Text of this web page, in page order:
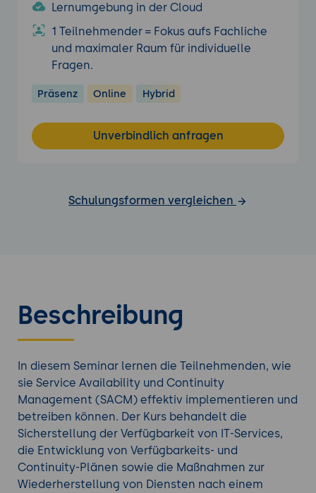
Lernumgebung in der Cloud
1 Teilnehmender = Fokus aufs Fachliche
und maximaler Raum für individuelle
Fragen.
Präsenz Online Hybrid
Unverbindlich anfragen
Schulungsformen vergleichen
Beschreibung
In diesem Seminar lernen die Teilnehmenden, wie
sie Service Availability und Continuity
Management (SACM) effektiv implementieren und
betreiben können. Der Kurs behandelt die
Sicherstellung der Verfügbarkeit von IT-Services,
die Entwicklung von Verfügbarkeits- und
Continuity-Plänen sowie die Maßnahmen zur
Wiederherstellung von Diensten nach einem